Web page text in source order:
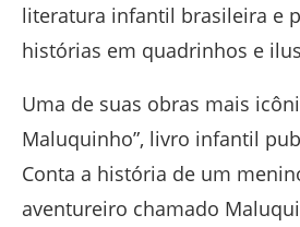
literatura infantil brasileira e
histórias em quadrinhos e
Uma de suas obras mais
Maluquinho”, livro infantil
Conta a história de um
aventureiro chamado